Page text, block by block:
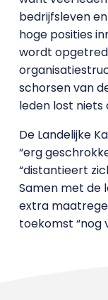
bedrijfsleven
hoge posities
wordt
schorsen van
leden lost niets
De Landelijke
“erg
“distantieert
Samen met de
extra
toekomst “nog